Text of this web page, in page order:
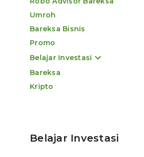
Umroh
Bareksa Bisnis
Promo
Belajar Investasi
Bareksa
Kripto
Belajar Investasi